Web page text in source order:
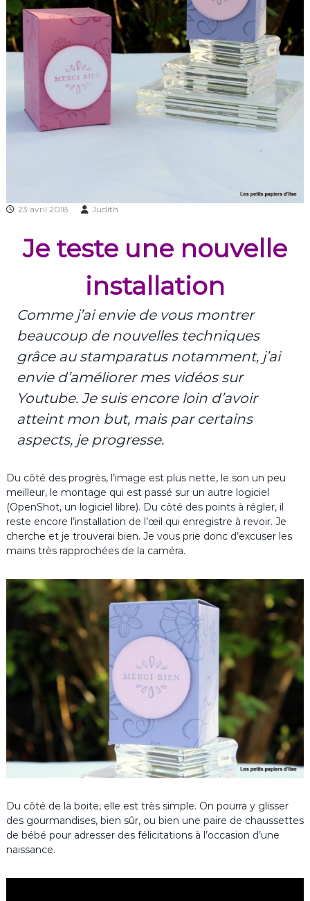
23 avril 2018 Judith
Je teste une nouvelle
installation
Comme j’ai envie de vous montrer
beaucoup de nouvelles techniques
grâce au stamparatus notamment, j’ai
envie d’améliorer mes vidéos sur
Youtube. Je suis encore loin d’avoir
atteint mon but, mais par certains
aspects, je progresse.
Du côté des progrès, l’image est plus nette, le son un peu
meilleur, le montage qui est passé sur un autre logiciel
(OpenShot, un logiciel libre). Du côté des points à régler, il
reste encore l’installation de l’œil qui enregistre à revoir. Je
cherche et je trouverai bien. Je vous prie donc d’excuser les
mains très rapprochées de la caméra.
Du côté de la boite, elle est très simple. On pourra y glisser
des gourmandises, bien sûr, ou bien une paire de chaussettes
de bébé pour adresser des félicitations à l’occasion d’une
naissance.